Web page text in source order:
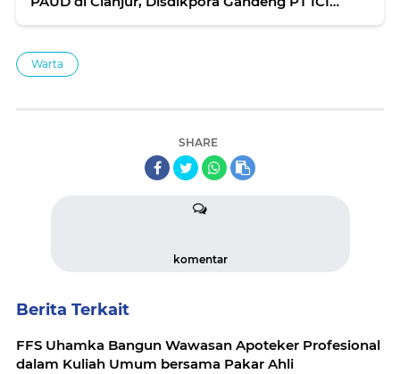
Warta
SHARE
komentar
Berita Terkait
FFS Uhamka Bangun Wawasan Apoteker Profesional
dalam Kuliah Umum bersama Pakar Ahli